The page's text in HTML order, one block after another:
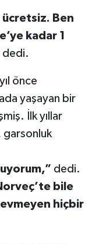
ücretsiz. Ben
kadar 1
dedi.
önce
yaşayan bir
İlk yıllar
garsonluk
dedi.
bile
hiçbir